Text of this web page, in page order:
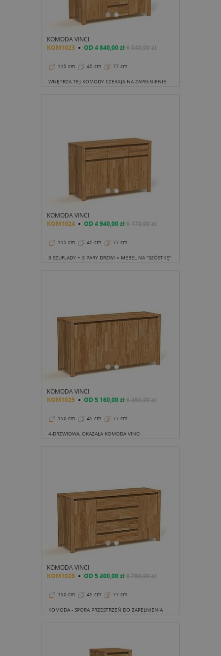
KOMODA VINCI
KOM1023 OD 4 840,00 zł6 040,00 zł
115 cm 45 cm 77 cm
WNĘTRZA TEJ KOMODY CZEKAJĄ NA ZAPEŁNIENIE
KOMODA VINCI
KOM1024 OD 4 940,00 zł6 170,00 zł
115 cm 45 cm 77 cm
3 SZUFLADY + 3 PARY DRZWI = MEBEL NA "SZÓSTKĘ"
KOMODA VINCI
KOM1025 OD 5 160,00 zł6 450,00 zł
150 cm 45 cm 77 cm
4-DRZWIOWA, OKAZAŁA KOMODA VINCI
KOMODA VINCI
KOM1026 OD 5 400,00 zł6 750,00 zł
150 cm 45 cm 77 cm
KOMODA - SPORA PRZESTRZEŃ DO ZAPEŁNIENIA